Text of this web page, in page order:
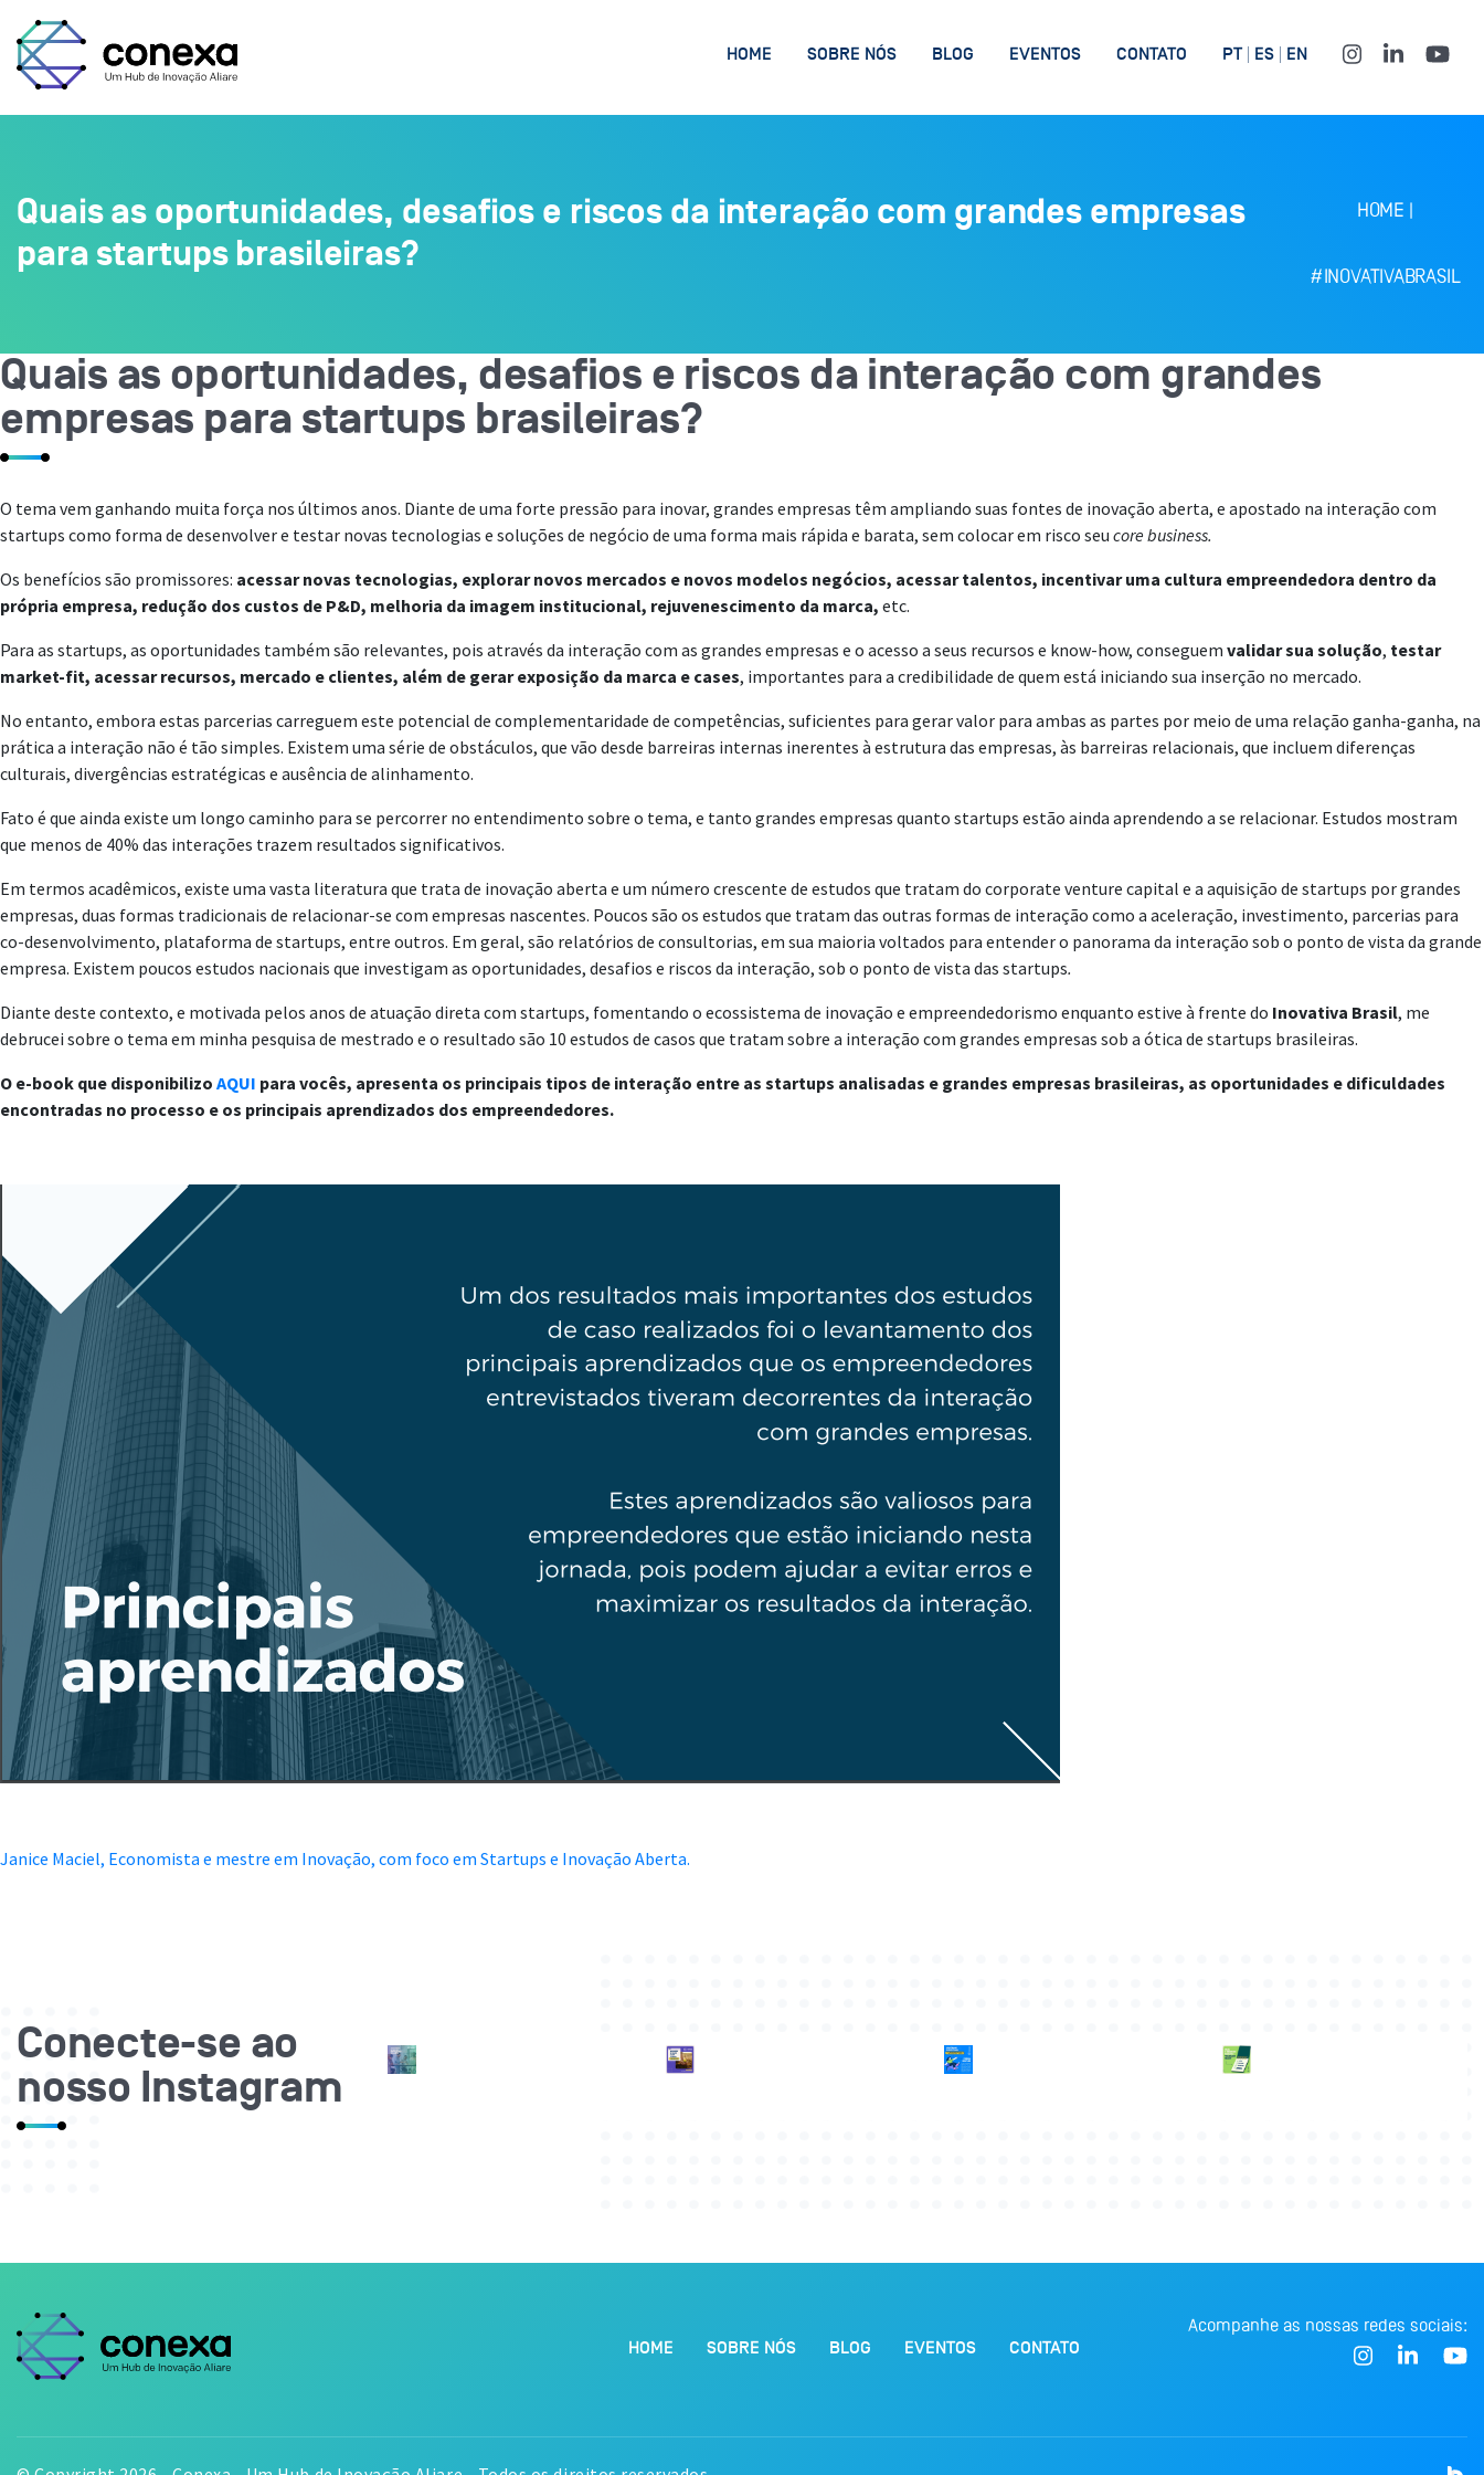
HOME SOBRE NÓS BLOG EVENTOS CONTATO PT ES EN
Quais as oportunidades, desafios e riscos da interação com grandes empresas
para startups brasileiras?
HOME |
#INOVATIVABRASIL
Quais as oportunidades, desafios e riscos da interação com grandes
empresas para startups brasileiras?
O tema vem ganhando muita força nos últimos anos. Diante de uma forte pressão para inovar, grandes empresas têm ampliando suas fontes de inovação aberta, e apostado na interação com
startups como forma de desenvolver e testar novas tecnologias e soluções de negócio de uma forma mais rápida e barata, sem colocar em risco seu corebusiness.
Os benefícios são promissores: acessar novas tecnologias, explorar novos mercados e novos modelos negócios, acessar talentos, incentivar uma cultura empreendedora dentro da
própria empresa, redução dos custos de P&D, melhoria da imagem institucional, rejuvenescimento da marca, etc.
Para as startups, as oportunidades também são relevantes, pois através da interação com as grandes empresas e o acesso a seus recursos e know-how, conseguem validar sua solução, testar
market-fit, acessar recursos, mercado e clientes, além de gerar exposição da marca e cases, importantes para a credibilidade de quem está iniciando sua inserção no mercado.
No entanto, embora estas parcerias carreguem este potencial de complementaridade de competências, suficientes para gerar valor para ambas as partes por meio de uma relação ganha-ganha, na
prática a interação não é tão simples. Existem uma série de obstáculos, que vão desde barreiras internas inerentes à estrutura das empresas, às barreiras relacionais, que incluem diferenças
culturais, divergências estratégicas e ausência de alinhamento.
Fato é que ainda existe um longo caminho para se percorrer no entendimento sobre o tema, e tanto grandes empresas quanto startups estão ainda aprendendo a se relacionar. Estudos mostram
que menos de 40% das interações trazem resultados significativos.
Em termos acadêmicos, existe uma vasta literatura que trata de inovação aberta e um número crescente de estudos que tratam do corporate venture capital e a aquisição de startups por grandes
empresas, duas formas tradicionais de relacionar-se com empresas nascentes. Poucos são os estudos que tratam das outras formas de interação como a aceleração, investimento, parcerias para
co-desenvolvimento, plataforma de startups, entre outros. Em geral, são relatórios de consultorias, em sua maioria voltados para entender o panorama da interação sob o ponto de vista da grande
empresa. Existem poucos estudos nacionais que investigam as oportunidades, desafios e riscos da interação, sob o ponto de vista das startups.
Diante deste contexto, e motivada pelos anos de atuação direta com startups, fomentando o ecossistema de inovação e empreendedorismo enquanto estive à frente do Inovativa Brasil, me
debrucei sobre o tema em minha pesquisa de mestrado e o resultado são 10 estudos de casos que tratam sobre a interação com grandes empresas sob a ótica de startups brasileiras.
O e-book que disponibilizo AQUI para vocês, apresenta os principais tipos de interação entre as startups analisadas e grandes empresas brasileiras, as oportunidades e dificuldades
encontradas no processo e os principais aprendizados dos empreendedores.
Janice Maciel, Economista e mestre em Inovação, com foco em Startups e Inovação Aberta.
Conecte-se ao
nosso Instagram
HOME SOBRE NÓS BLOG EVENTOS CONTATO
Acompanhe as nossas redes sociais: